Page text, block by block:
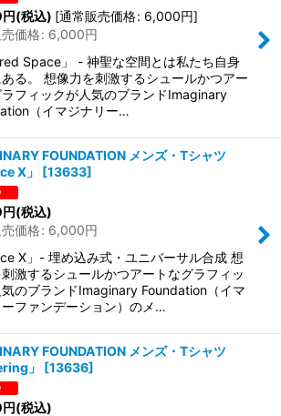
円(税込) [通常販売価格: 6,000円]
価格: 6,000円
Space」 - 神聖な空間とは私たち自身
る。 想像力を刺激するシュールかつアー
ラフィックが人気のブランドImaginary
（イマジナリー…
FOUNDATION メンズ・Tシャツ
X」
[13633]
円(税込)
価格: 6,000円
X」- 埋め込み式・ユニバーサル合成 想
激するシュールかつアートなグラフィッ
気のブランドImaginary Foundation（イマ
ファンデーション）のメ…
FOUNDATION メンズ・Tシャツ
」
[13636]
円(税込)